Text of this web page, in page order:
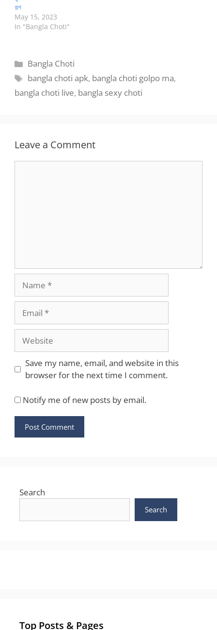
গল্প
May 15, 2023
In "Bangla Choti"
Categories
Bangla Choti
Tags
bangla choti apk, bangla choti golpo ma,
bangla choti live, bangla sexy choti
Leave a Comment
Website
Save my name, email, and website in this
browser for the next time I comment.
Notify me of new posts by email.
Search
Search
Top Posts & Pages